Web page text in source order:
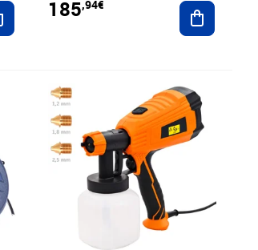
Ajouter au panier
185,94€ Ajouter
Prix 53,86€